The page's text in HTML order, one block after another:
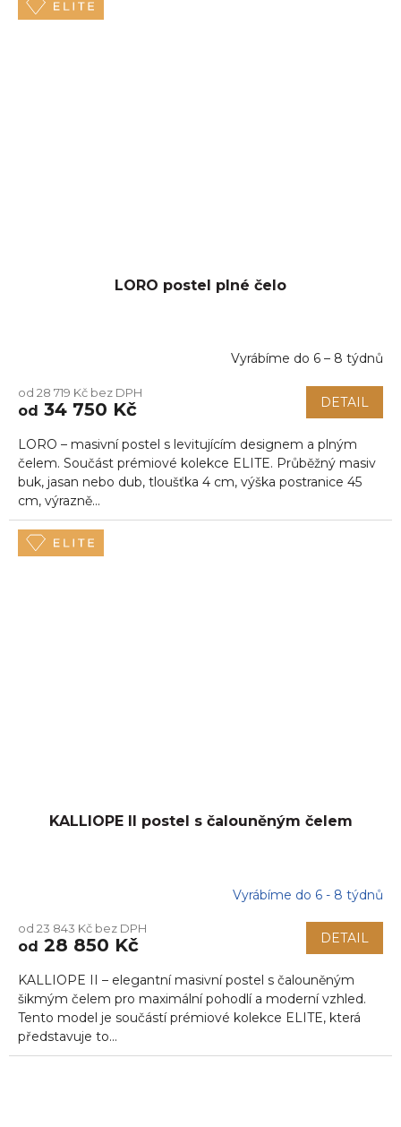
LORO postel plné čelo
produktu
je
z
5
hvězdiček.
Vyrábíme do 6 – 8 týdnů
od 28 719 Kč bez DPH
od 34 750 Kč DETAIL
LORO – masivní postel s levitujícím designem a plným
čelem. Součást prémiové kolekce ELITE. Průběžný masiv
buk, jasan nebo dub, tloušťka 4 cm, výška postranice 45
cm, výrazně...
KALLIOPE II postel s čalouněným čelem
produktu
je
z
5
hvězdiček.
Vyrábíme do 6 - 8 týdnů
od 23 843 Kč bez DPH
od 28 850 Kč DETAIL
KALLIOPE II – elegantní masivní postel s čalouněným
šikmým čelem pro maximální pohodlí a moderní vzhled.
Tento model je součástí prémiové kolekce ELITE, která
představuje to...